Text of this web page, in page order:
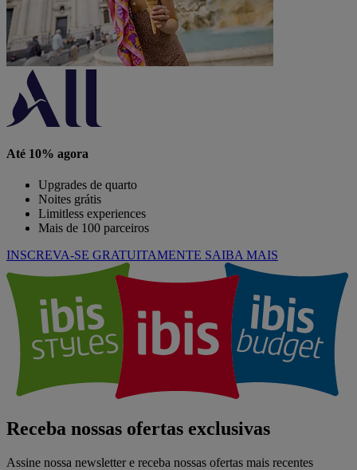
Até 10% agora
Upgrades de quarto
Noites grátis
Limitless experiences
Mais de 100 parceiros
INSCREVA-SE GRATUITAMENTE SAIBA MAIS
Receba nossas ofertas exclusivas
Assine nossa newsletter e receba nossas ofertas mais recentes